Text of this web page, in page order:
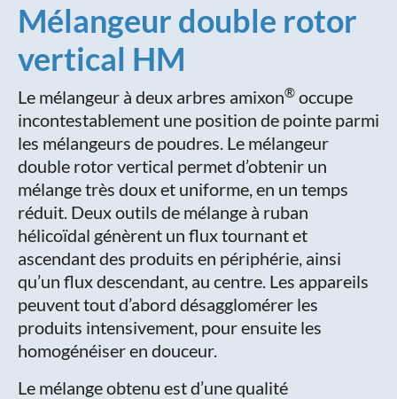
Mélangeur double rotor
vertical HM
Le mélangeur à deux arbres amixon® occupe
incontestablement une position de pointe parmi
les mélangeurs de poudres. Le mélangeur
double rotor vertical permet d’obtenir un
mélange très doux et uniforme, en un temps
réduit. Deux outils de mélange à ruban
hélicoïdal génèrent un flux tournant et
ascendant des produits en périphérie, ainsi
qu’un flux descendant, au centre. Les appareils
peuvent tout d’abord désagglomérer les
produits intensivement, pour ensuite les
homogénéiser en douceur.
Le mélange obtenu est d’une qualité